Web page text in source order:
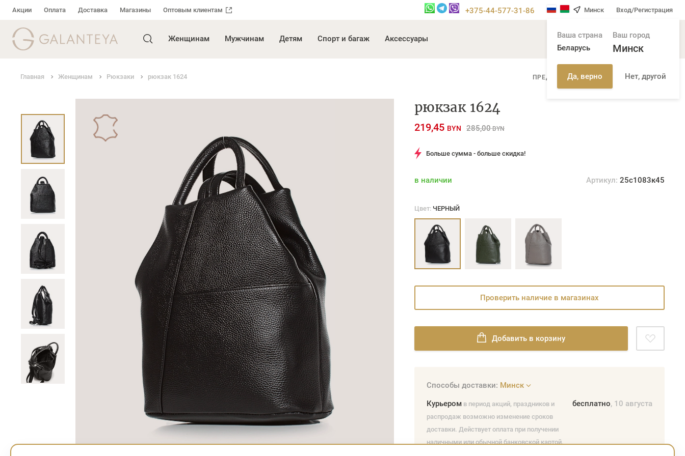
Акции Оплата Доставка Магазины Оптовым клиентам +375-44-577-31-86 Минск
Ваша страна
Беларусь
Ваш город
Минск
Да, верно Нет, другой
Вход/Регистрация
Женщинам Мужчинам Детям Спорт и багаж Аксессуары
Главная Женщинам Рюкзаки рюкзак 1624 ПРЕДЫДУЩАЯ СТР / СЛЕДУЮЩАЯ СТР
рюкзак 1624
219,45 BYN 285,00 BYN
Больше сумма - больше скидка!
в наличии Артикул: 25с1083к45
Цвет: ЧЕРНЫЙ
Проверить наличие в магазинах
Добавить в корзину
Способы доставки: Минск
Курьером в период акций, праздников и
распродаж возможно изменение сроков
доставки. Действует оплата при получении
наличными или обычной банковской картой,
бесплатно, 10 августа